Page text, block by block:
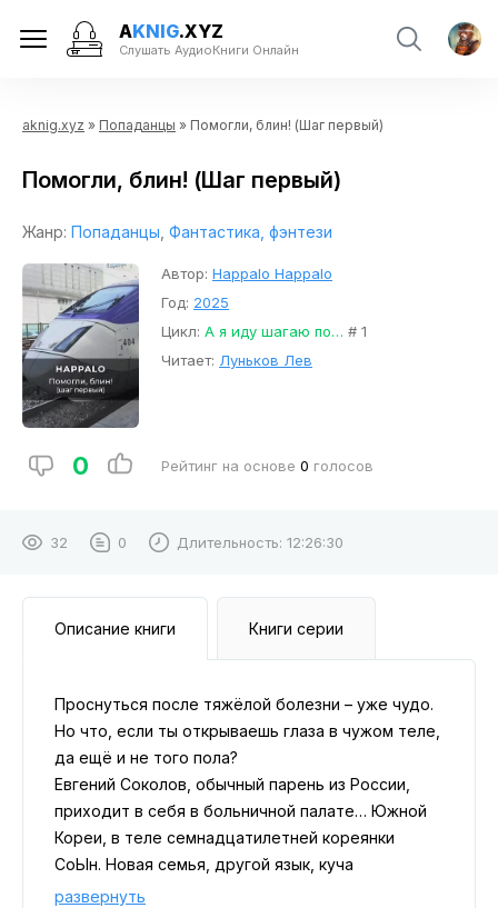
AKNIG.XYZ
Слушать АудиоКниги Онлайн
aknig.xyz » Попаданцы » Помогли, блин! (Шаг первый)
Помогли, блин! (Шаг первый)
Жанр: Попаданцы Фантастика, фэнтези
Автор: Happalo Happalo
Год: 2025
Цикл: А я иду шагаю по… # 1
Читает: Луньков Лев
0 Рейтинг на основе 0 голосов
32 0 Длительность: 12:26:30
Описание книги Книги серии
Проснуться после тяжёлой болезни – уже чудо.
Но что, если ты открываешь глаза в чужом теле,
да ещё и не того пола?
Евгений Соколов, обычный парень из России,
приходит в себя в больничной палате… Южной
Кореи, в теле семнадцатилетней кореянки
СоЫн. Новая семья, другой язык, куча
непонятных родственников и «бонусом» – гипс
развернуть